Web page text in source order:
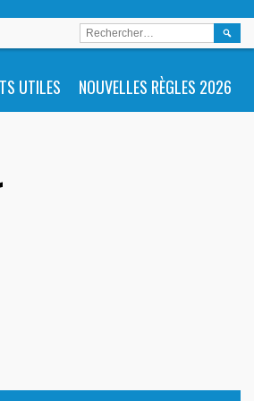
UTILES NOUVELLES RÈGLES 2026